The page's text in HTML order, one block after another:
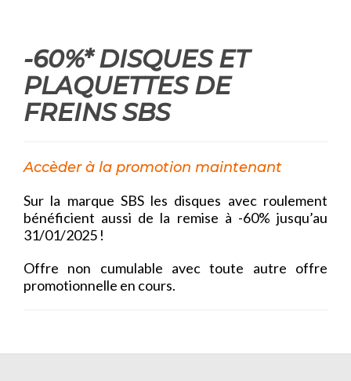
-60%* DISQUES ET
PLAQUETTES DE
FREINS SBS
Accèder à la promotion maintenant
Sur la marque SBS les disques avec roulement
bénéficient aussi de la remise à -60% jusqu’au
31/01/2025 !
Offre non cumulable avec toute autre offre
promotionnelle en cours.